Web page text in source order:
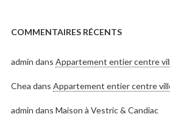
COMMENTAIRES RÉCENTS
admin dans Appartement entier centre
Chea dans Appartement entier centre
admin dans Maison à Vestric & Candiac